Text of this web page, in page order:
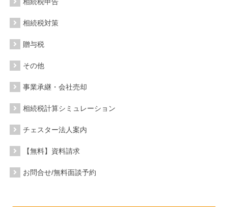
相続税対策
贈与税
その他
事業承継・会社売却
相続税計算シミュレーション
チェスター法人案内
【無料】資料請求
お問合せ/無料面談予約